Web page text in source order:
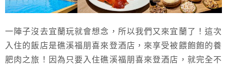
一陣子沒去宜蘭玩就會想念，所以我們又來宜蘭了！這次
入住的飯店是礁溪福朋喜來登酒店，來享受被餵飽飽的養
肥肉之旅！因為只要入住礁溪福朋喜來登酒店，就完全不